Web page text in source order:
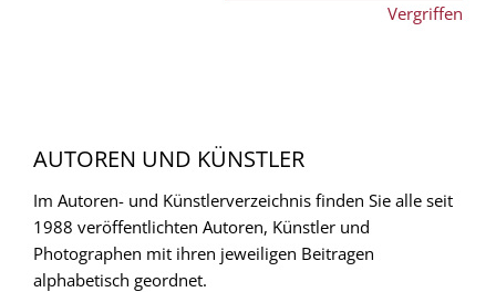
Vergriffen
AUTOREN UND KÜNSTLER
Im Autoren- und Künstlerverzeichnis finden Sie alle seit
1988 veröffentlichten Autoren, Künstler und
Photographen mit ihren jeweiligen Beitragen
alphabetisch geordnet.